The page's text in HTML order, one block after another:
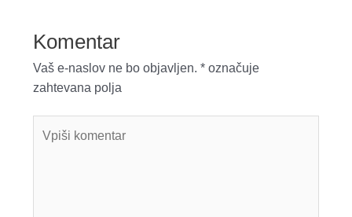
Komentar
Vaš e-naslov ne bo objavljen. *označuje
zahtevana polja
komentar